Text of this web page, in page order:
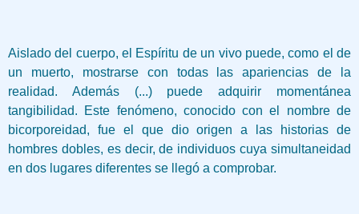
Aislado del cuerpo, el Espíritu de un vivo puede, como el de
un muerto, mostrarse con todas las apariencias de la
realidad. Además (...) puede adquirir momentánea
tangibilidad. Este fenómeno, conocido con el nombre de
bicorporeidad, fue el que dio origen a las historias de
hombres dobles, es decir, de individuos cuya simultaneidad
en dos lugares diferentes se llegó a comprobar.